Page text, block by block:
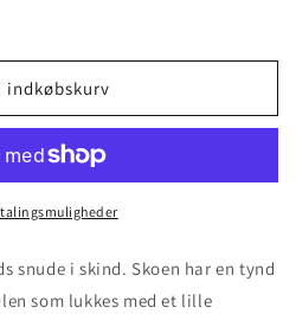
indkøbskurv
snude i skind. Skoen har en tynd
som lukkes med et lille